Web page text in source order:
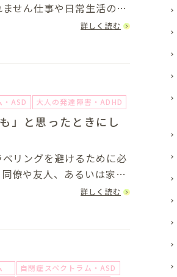
せん仕事や日常生活の中
ようになったと感じる方は
詳しく読む
ASD 大人の発達障害・ADHD
」と思ったときにし
リングを避けるために必
僚や友人、あるいは家族
ることがあります。たとえ
詳しく読む
自閉症スペクトラム・ASD